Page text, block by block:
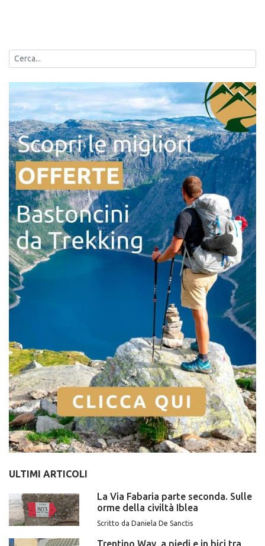
ULTIMI ARTICOLI
La Via Fabaria parte seconda. Sulle
orme della civiltà Iblea
Scritto da Daniela De Sanctis
Trentino Way, a piedi e in bici tra